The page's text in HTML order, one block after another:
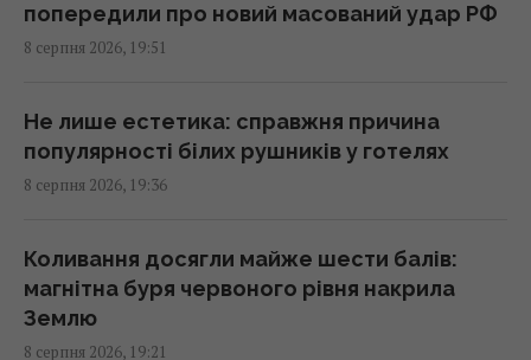
"Молимося, коли веземо пацієнта": медики
розповіли BBC про полювання російських
18:35 субота, 08 серпня 2026
У Болгарії неподалік від великого
18:34 субота, 08 серпня 2026
Що станеться, якщо найсекретніший літак
попередили про новий масований удар РФ
8 серпня 2026, 19:51
Не лише естетика: справжня причина
популярності білих рушників у готелях
8 серпня 2026, 19:36
Коливання досягли майже шести балів:
магнітна буря червоного рівня накрила
Землю
8 серпня 2026, 19:21